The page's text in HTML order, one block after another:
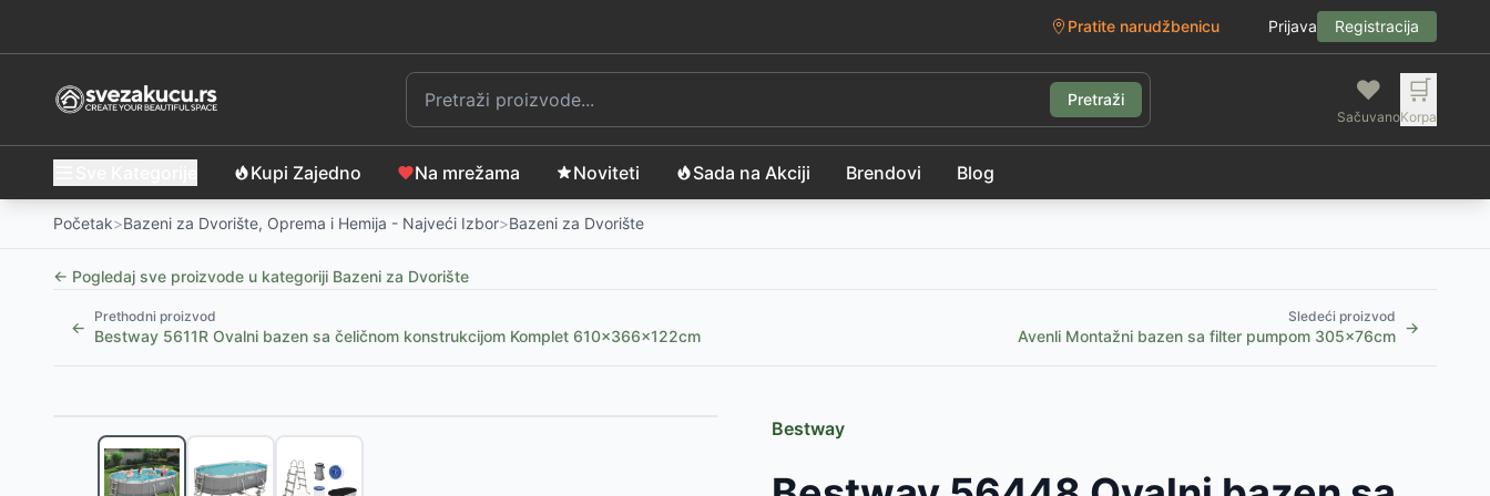
Pratite narudžbenicu Prijava Registracija
Pretraži ❤️
Sačuvano
🛒
Korpa
Kupi Zajedno Na mrežama Noviteti Sada na Akciji Brendovi Blog
Početak>Bazeni za Dvorište, Oprema i Hemija - Najveći Izbor>Bazeni za Dvorište
← Pogledaj sve proizvode u kategoriji Bazeni za Dvorište
←
Prethodni proizvod
Bestway 5611R Ovalni bazen sa čeličnom konstrukcijom Komplet 610x366x122cm
Sledeći proizvod
Avenli Montažni bazen sa filter pumpom 305x76cm →
Purlov Sklopivi Bazen za Pse 160x30cm
SPA naslon za glavu - 24cm x 19cm x 6cm
BESPLATNA DOSTAVA
Bestway